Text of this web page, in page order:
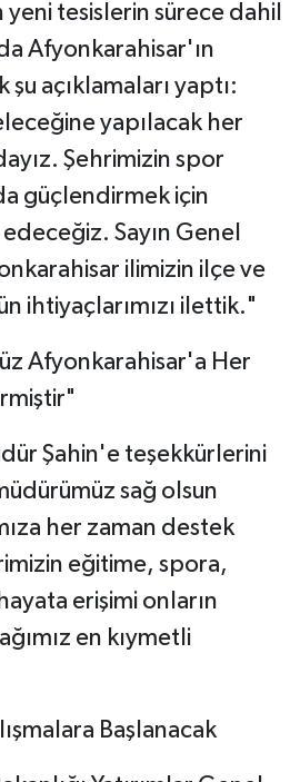
tesislerin sürece dahil
Afyonkarahisar'ın
açıklamaları yaptı:
yapılacak her
Şehrimizin spor
güçlendirmek için
Sayın Genel
ilimizin ilçe ve
ihtiyaçlarımızı ilettik."
Afyonkarahisar'a Her
Şahin'e teşekkürlerini
sağ olsun
her zaman destek
eğitime, spora,
erişimi onların
en kıymetli
Başlanacak